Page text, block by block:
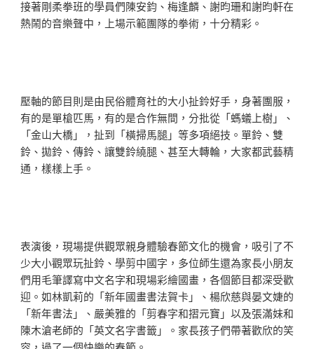
接著剛柔拳班的學員們陳安鈞、梅逢麟、謝昀珊和謝昀軒在
熱鬧的音樂聲中，上場示範團隊的拳術，十分精彩。
壓軸的節目則是由民俗體育社的大小扯鈴好手，身著團服，
有的是單槍匹馬，有的是合作無間，分批從「螞蟻上樹」、
「金山大橋」，扯到「橫掃馬腿」等多項絕技。單鈴、雙
鈴、拋鈴、傳鈴、讓雙鈴繞腿、甚至大轉輪，大家都武藝精
通，樣樣上手。
表演後，現場提供觀眾親身體驗春節文化的機會，吸引了不
少大小觀眾玩扯鈴、學剪中國字，多位師生還為家長小朋友
們用毛筆譯寫中文名字和現場彩繪國畫，各個節目都深受歡
迎。如林凱莉的「新年國畫書法賀卡」、楊欣慈與晏文婕的
「新年書法」、嚴美雅的「剪春字和摺元寶」以及張滿妹和
陳木滄老師的「英文名字書籤」。家長孩子們帶著歡欣的笑